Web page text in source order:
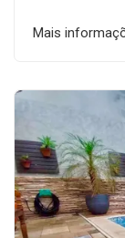
Mais